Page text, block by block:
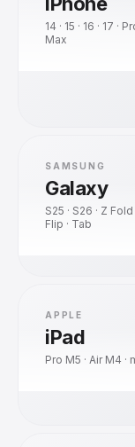
14 · 15 · 16 · 17 ·
Max
SAMSUNG
Galaxy
S25 · S26 · Z Fold
Flip · Tab
APPLE
iPad
Pro M5 · Air M4 ·